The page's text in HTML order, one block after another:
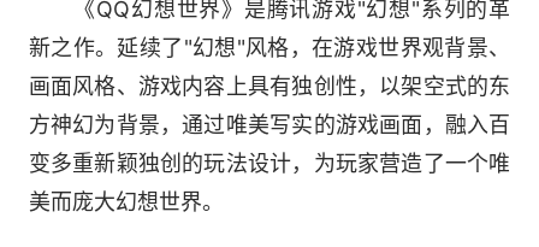
《QQ幻想世界》是腾讯游戏"幻想"系列的革
新之作。延续了"幻想"风格，在游戏世界观背景、
画面风格、游戏内容上具有独创性，以架空式的东
方神幻为背景，通过唯美写实的游戏画面，融入百
变多重新颖独创的玩法设计，为玩家营造了一个唯
美而庞大幻想世界。